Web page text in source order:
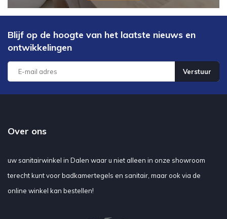
Blijf op de hoogte van het laatste nieuws en
ontwikkelingen
Verstuur
Over ons
uw sanitairwinkel in Dalen waar u niet alleen in onze showroom
terecht kunt voor badkamertegels en sanitair, maar ook via de
online winkel kan bestellen!